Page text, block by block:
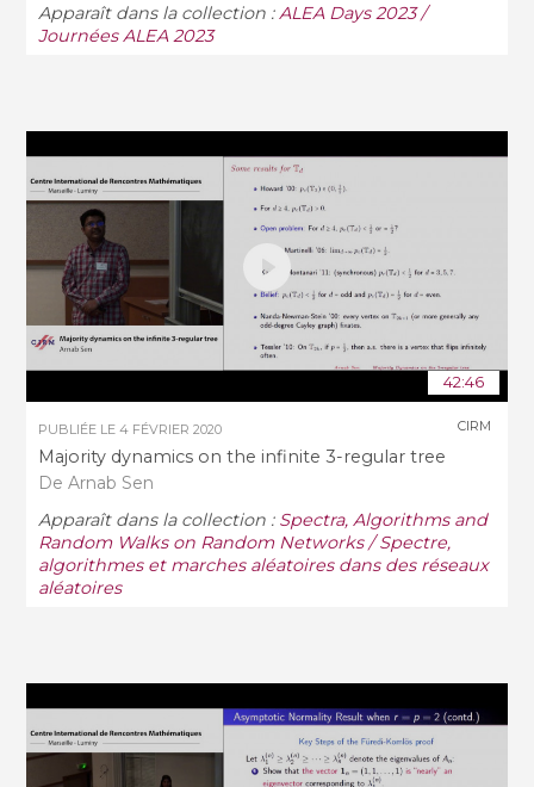
Apparaît dans la collection :ALEA Days 2023 /
Journées ALEA 2023
42:46
PUBLIÉE LE4 FÉVRIER 2020
Majority dynamics on the infinite 3-regular tree
De Arnab Sen
CIRM
Apparaît dans la collection : Spectra, Algorithms and
Random Walks on Random Networks / Spectre,
algorithmes et marches aléatoires dans des réseaux
aléatoires